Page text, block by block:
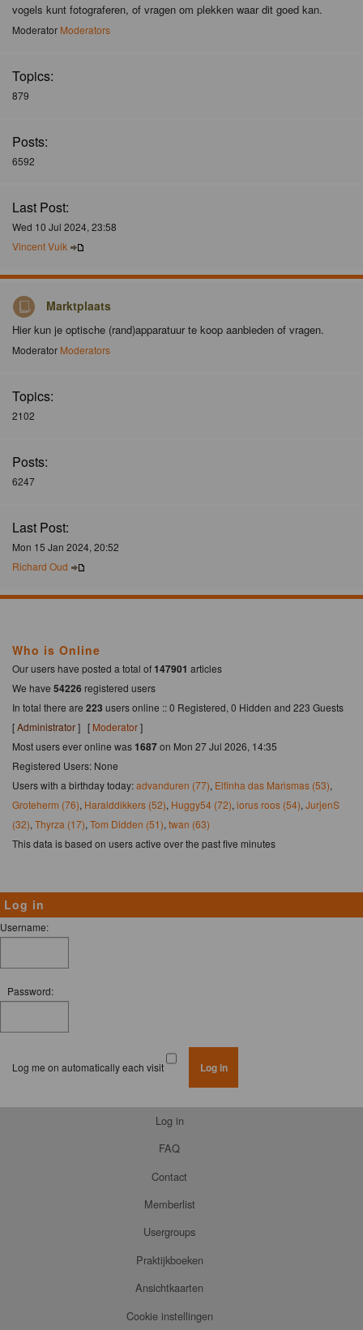
vogels kunt fotograferen, of vragen om plekken waar dit goed kan.
Moderator Moderators
Topics:
879
Posts:
6592
Last Post:
Wed 10 Jul 2024, 23:58
Vincent Vuik
Marktplaats
Hier kun je optische (rand)apparatuur te koop aanbieden of vragen.
Moderator Moderators
Topics:
2102
Posts:
6247
Last Post:
Mon 15 Jan 2024, 20:52
Richard Oud
Who is Online
Our users have posted a total of147901 articles
We have 54226 registered users
In total there are 223 users online :: 0 Registered, 0 Hidden and 223 Guests
[Administrator] [ Moderator]
Most users ever online was1687on Mon 27 Jul 2026, 14:35
Registered Users: None
Users with a birthday today:advanduren (77), Elfinha das Marismas (53),
Groteherm (76), Haralddikkers (52), Huggy54 (72), iorus roos (54), JurjenS
(32), Thyrza (17), Tom Didden (51), twan (63)
This data is based on users active over the past five minutes
Log in
Username:
Password:
Log me on automatically each visit
Log in
FAQ
Contact
Memberlist
Usergroups
Praktijkboeken
Ansichtkaarten
Cookie instellingen